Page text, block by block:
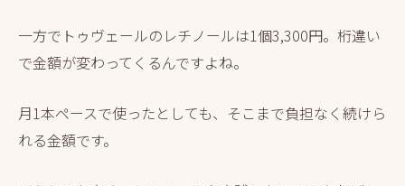
一方でトゥヴェールのレチノールは1個3,300円。桁違い
で金額が変わってくるんですよね。
月1本ペースで使ったとしても、そこまで負担なく続けら
れる金額です。